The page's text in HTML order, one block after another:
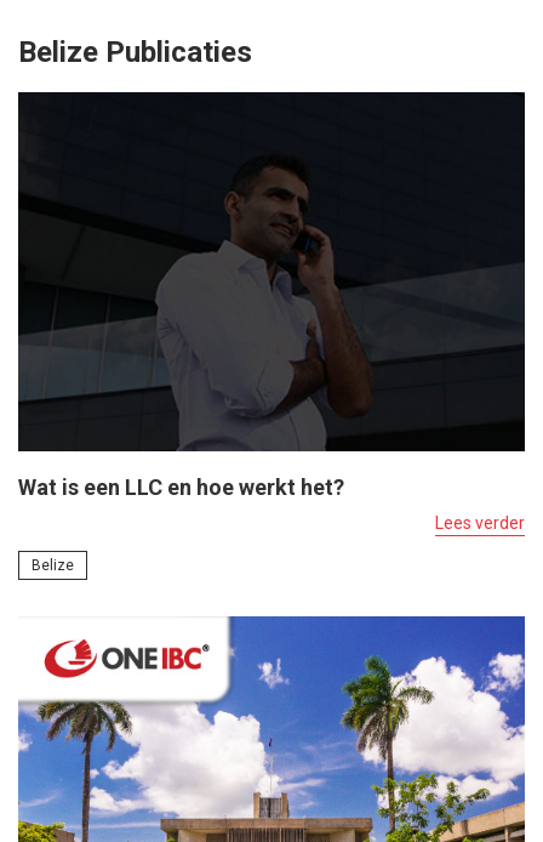
Belize Publicaties
Wat is een LLC en hoe werkt het?
Lees verder
Belize